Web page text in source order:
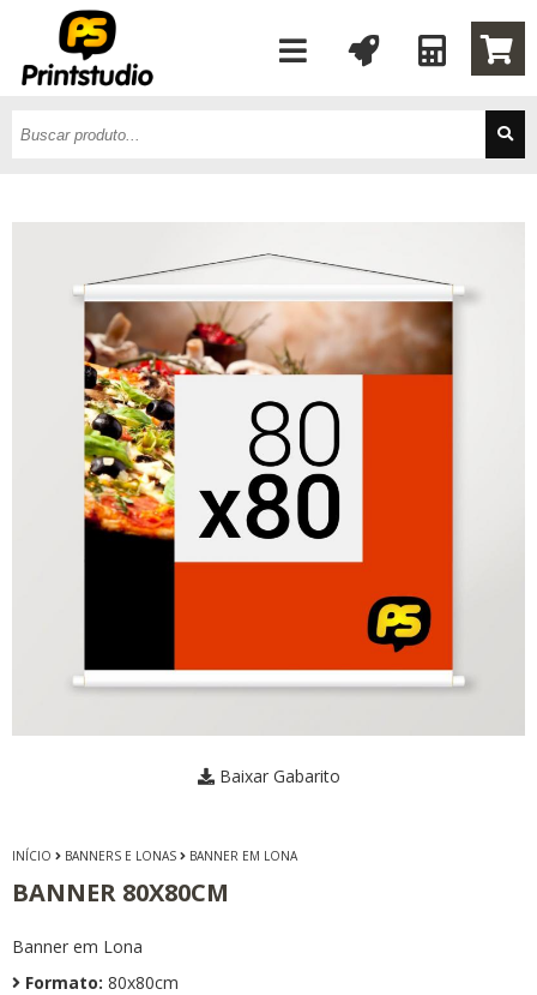
Baixar Gabarito
INÍCIO BANNERS E LONAS BANNER EM LONA
BANNER 80X80CM
Banner em Lona
Formato: 80x80cm